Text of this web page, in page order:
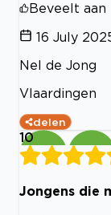
Beveelt aan
16 July
Nel de Jong
Vlaardingen
delen
10
Jongens die